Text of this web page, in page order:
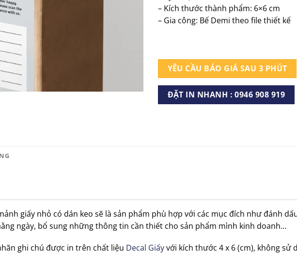
– Kích thước thành phẩm: 6×6 cm
– Gia công: Bế Demi theo file thiết kế
YÊU CẦU BÁO GIÁ SAU 3 PHÚT
ĐẶT IN NHANH : 0946 908 919
giấy nhỏ có dán keo sẽ là sản phẩm phù hợp với các mục đích như đánh
ngày, bổ sung những thông tin cần thiết cho sản phẩm mình kinh doanh…
ghi chú được in trên chất liệu Decal Giấyvới kích thước 4 x 6 (cm), không sử